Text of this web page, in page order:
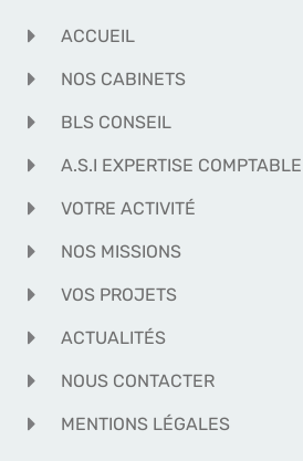
ACCUEIL
NOS CABINETS
BLS CONSEIL
A.S.I EXPERTISE COMPTABLE
VOTRE ACTIVITÉ
NOS MISSIONS
VOS PROJETS
ACTUALITÉS
NOUS CONTACTER
MENTIONS LÉGALES